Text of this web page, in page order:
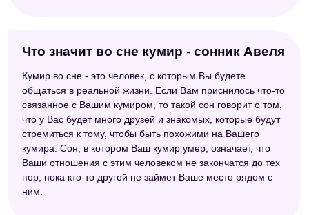
Что значит во сне кумир - сонник Авеля
Кумир во сне - это человек, с которым Вы будете
общаться в реальной жизни. Если Вам приснилось что-то
связанное с Вашим кумиром, то такой сон говорит о том,
что у Вас будет много друзей и знакомых, которые будут
стремиться к тому, чтобы быть похожими на Вашего
кумира. Сон, в котором Ваш кумир умер, означает, что
Ваши отношения с этим человеком не закончатся до тех
пор, пока кто-то другой не займет Ваше место рядом с
ним.